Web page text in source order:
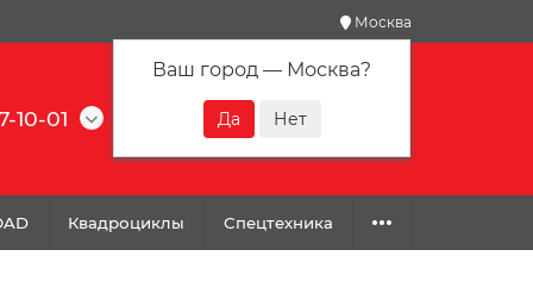
Москва
Ваш город — Москва?
10-01
Квадроциклы Спецтехника